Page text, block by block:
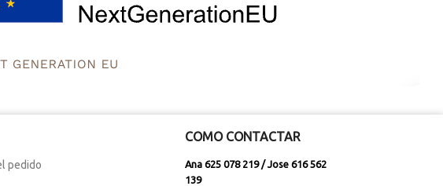
pedido
COMO CONTACTAR
Ana 625 078 219 / Jose 616 562
139